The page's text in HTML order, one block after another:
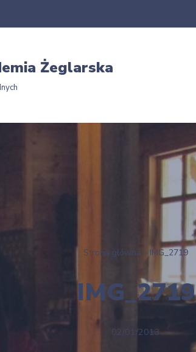
Żeglarska
Strona główna » IMG_2719
IMG_2719
02/01/2013